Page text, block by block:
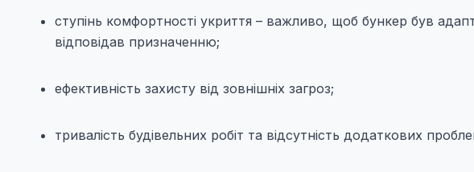
ступінь комфортності укриття – важливо, щоб бункер був
відповідав призначенню;
ефективність захисту від зовнішніх загроз;
тривалість будівельних робіт та відсутність додаткових